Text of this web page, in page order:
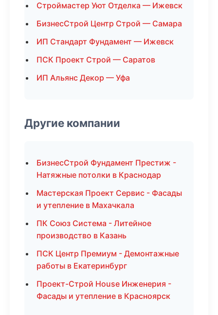
Строймастер Уют Отделка — Ижевск
БизнесСтрой Центр Строй — Самара
ИП Стандарт Фундамент — Ижевск
ПСК Проект Строй — Саратов
ИП Альянс Декор — Уфа
Другие компании
БизнесСтрой Фундамент Престиж -
Натяжные потолки в Краснодар
Мастерская Проект Сервис - Фасады
и утепление в Махачкала
ПК Союз Система - Литейное
производство в Казань
ПСК Центр Премиум - Демонтажные
работы в Екатеринбург
Проект-Строй House Инженерия -
Фасады и утепление в Красноярск